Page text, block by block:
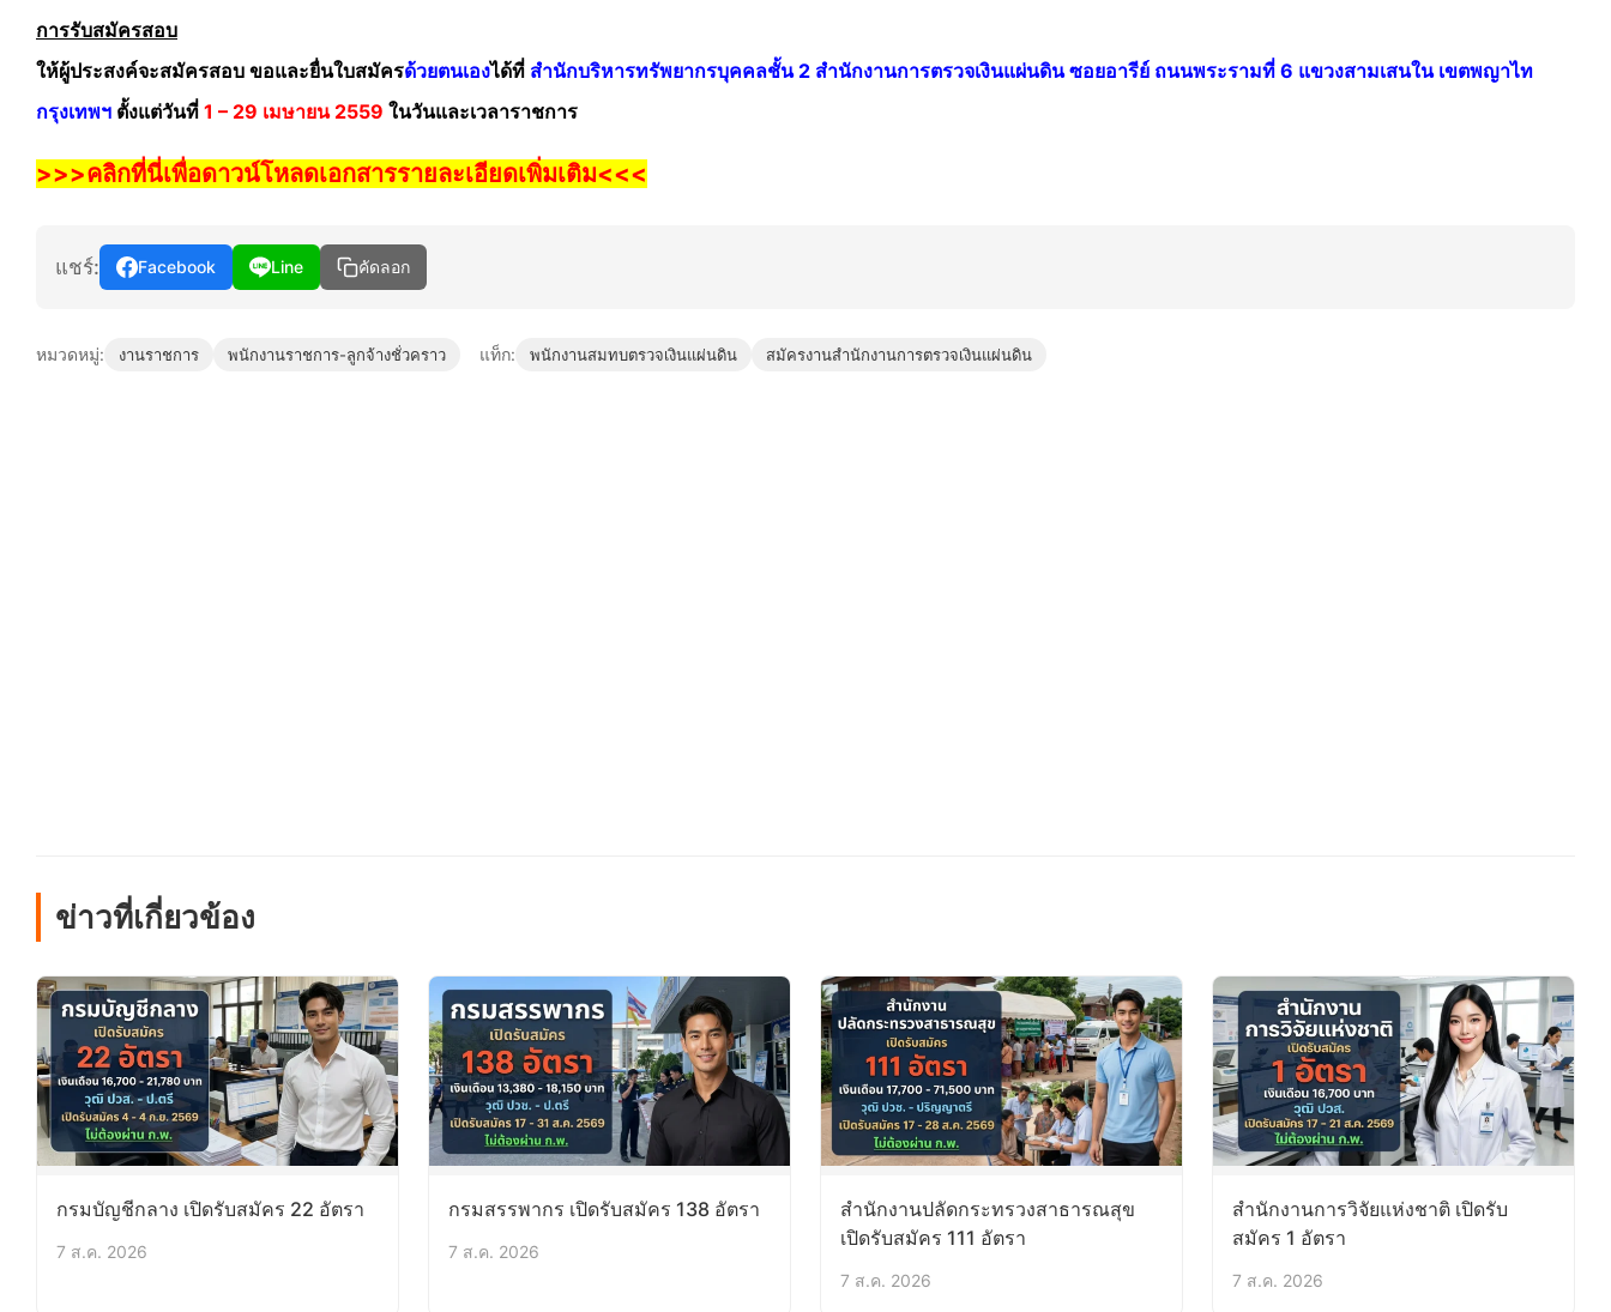
การรับสมัครสอบ
ให้ผู้ประสงค์จะสมัครสอบ ขอและยื่นใบสมัครด้วยตนเองได้ที่ สำนักบริหารทรัพยากรบุคคลชั้น 2 สำนักงานการตรวจเงินแผ่นดิน ซอยอารีย์ ถนนพระรามที่ 6 แขวงสามเสนใน เขตพญาไท
กรุงเทพฯ ตั้งแต่วันที่ 1 – 29 เมษายน 2559 ในวันและเวลาราชการ
>>>คลิกที่นี่เพื่อดาวน์โหลดเอกสารรายละเอียดเพิ่มเติม<<<
แชร์: Facebook Line คัดลอก
หมวดหมู่: งานราชการ พนักงานราชการ-ลูกจ้างชั่วคราว แท็ก: พนักงานสมทบตรวจเงินแผ่นดิน สมัครงานสำนักงานการตรวจเงินแผ่นดิน
ข่าวที่เกี่ยวข้อง
กรมบัญชีกลาง เปิดรับสมัคร 22 อัตรา
7 ส.ค. 2026
กรมสรรพากร เปิดรับสมัคร 138 อัตรา
7 ส.ค. 2026
สำนักงานปลัดกระทรวงสาธารณสุข
เปิดรับสมัคร 111 อัตรา
7 ส.ค. 2026
สำนักงานการวิจัยแห่งชาติ เปิดรับ
สมัคร 1 อัตรา
7 ส.ค. 2026